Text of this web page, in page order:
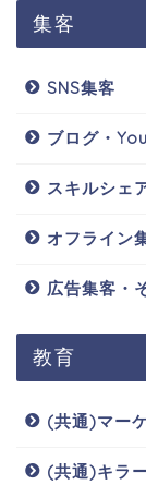
集客
SNS集客
ブログ・
スキルシェ
オフライン
広告集客・
教育
(共通)マー
(共通)キラ